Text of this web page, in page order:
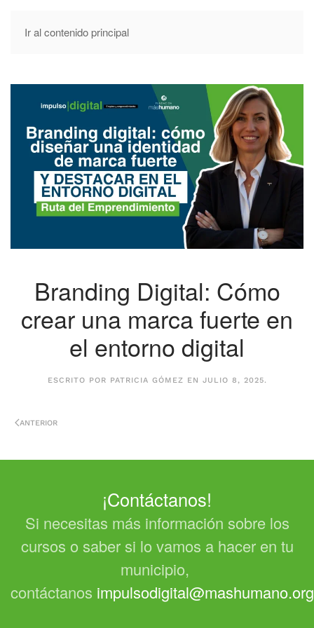
Ir al contenido principal
Branding Digital: Cómo
crear una marca fuerte en
el entorno digital
ESCRITO POR PATRICIA GÓMEZ EN JULIO 8, 2025.
ANTERIOR
¡Contáctanos!
Si necesitas más información sobre los
cursos o saber si lo vamos a hacer en tu
municipio,
contáctanos impulsodigital@mashumano.org